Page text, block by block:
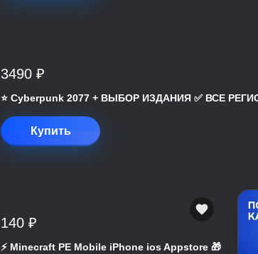
3490 ₽
⭐ Cyberpunk 2077 + ВЫБОР ИЗДАНИЯ ✅ ВСЕ
Купить
140 ₽
⚡️ Minecraft PE Mobile iPhone ios Appstore 🎁